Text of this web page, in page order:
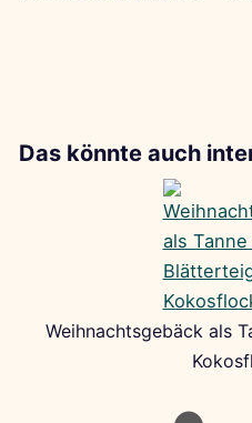
Das könnte auch
Weihnachtsgebäck als